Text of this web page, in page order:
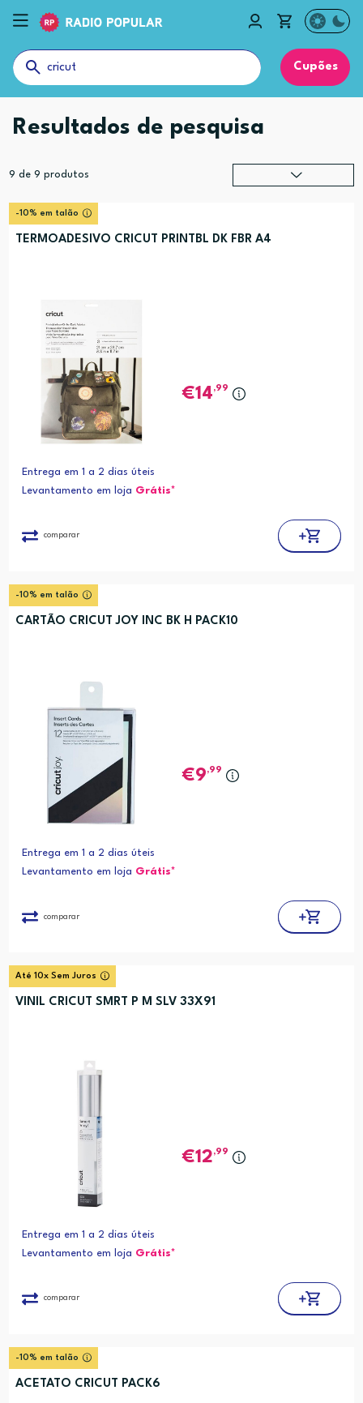
Cupões
Resultados de pesquisa
9 de 9 produtos
-10% em talão
TERMOADESIVO CRICUT PRINTBL DK FBR A4
14,99
Entrega em 1 a 2 dias úteis
Levantamento em loja Grátis*
comparar
-10% em talão
CARTÃO CRICUT JOY INC BK H PACK10
9,99
Entrega em 1 a 2 dias úteis
Levantamento em loja Grátis*
comparar
Até 10x Sem Juros
VINIL CRICUT SMRT P M SLV 33X91
12,99
Entrega em 1 a 2 dias úteis
Levantamento em loja Grátis*
comparar
-10% em talão
ACETATO CRICUT PACK6